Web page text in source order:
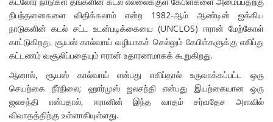
நிபந்தனைகளை விதிக்கலாம் என்ற 1982-ஆம் ஆண்டின் ஐக்கிய
நாடுகளின் கடல் சட்ட உடன்படிக்கையை (UNCLOS) ஈரான் மேற்கோள்
காட்டுகிறது. சூயஸ் கால்வாய் வழியாகச் செல்லும் கேபிள்களுக்கு எகிப்து
கட்டணம் வசூலிப்பதையும் ஈரான் உதாரணமாகக் கூறுகிறது.
ஆனால், சூயஸ் கால்வாய் என்பது எகிப்தால் உருவாக்கப்பட்ட ஒரு
செயற்கை நீர்நிலை; ஹார்முஸ் ஜலசந்தி என்பது இயற்கையான ஒரு
ஜலசந்தி என்பதால், ஈரானின் இந்த வாதம் சர்வதேச அளவில்
விவாதத்திற்கு உள்ளாகியுள்ளது.